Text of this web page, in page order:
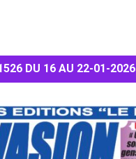
DU 16 AU 22-01-2026